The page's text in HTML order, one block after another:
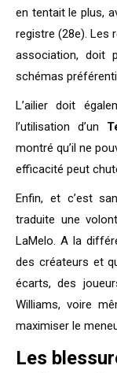
en tentait le plus,
registre (28e). Les
association, doit
schémas
L’ailier doit
l’utilisation d’un
montré qu’il ne
efficacité peut
Enfin, et c’est
traduite une
LaMelo. A la
des créateurs et
écarts, des
Williams, voire
maximiser le
Les